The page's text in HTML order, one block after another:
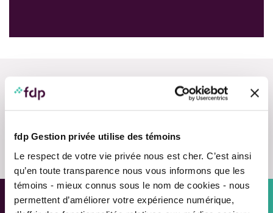
fdp Gestion privée utilise des témoins
Le respect de votre vie privée nous est cher. C’est ainsi
qu’en toute transparence nous vous informons que les
témoins - mieux connus sous le nom de cookies - nous
permettent d’améliorer votre expérience numérique,
Nous contacter